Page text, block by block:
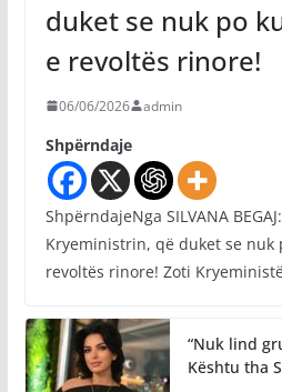
duket se nuk po
e revoltës rinore!
06/06/2026 admin
Shpërndaje
ShpërndajeNga SILVANA
Kryeministrin, që duket se
revoltës rinore! Zoti
“Nuk lind
Kështu tha